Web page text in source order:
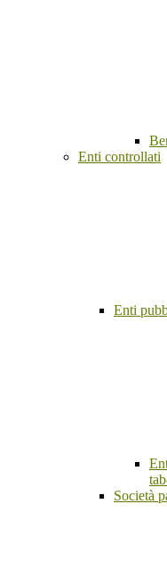
Enti controllati
Enti
Società